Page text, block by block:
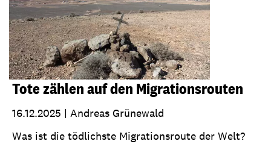
Tote zählen auf den Migrationsrouten
16.12.2025 | Andreas Grünewald
Was ist die tödlichste Migrationsroute der Welt?